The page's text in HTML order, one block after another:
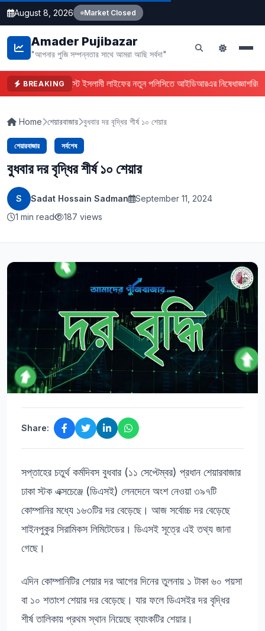
August 8, 2026 Market Closed
Amader Pujibazar
"আপনার পুজি সম্পন্নতার সাথে আমরা আছি সর্বদা"
BREAKINGফারইস্ট ইসলামী লাইফের নতুন পলিসিতে আইডিআরএর নিষেধাজ্ঞা
Home শেয়ারবাজার বুধবার দর বৃদ্ধির শীর্ষ ১০ শেয়ার
শেয়ারবাজার সর্বশেষ
বুধবার দর বৃদ্ধির শীর্ষ ১০ শেয়ার
S Sadat Hossain Sadman
September 11, 2024
1 min read
187 views
Share:
সপ্তাহের চতুর্থ কর্মদিবস বুধবার (১১ সেপ্টেম্বর) প্রধান শেয়ারবাজার
ঢাকা স্টক এক্সচেঞ্জে (ডিএসই) লেনদেনে অংশ নেওয়া ৩৯৭টি
কোম্পানির মধ্যে ১৬৩টির দর বেড়েছে। আজ সর্বোচ্চ দর বেড়েছে
শাইনপুকুর সিরামিকস লিমিটেডের। ডিএসই সূত্রে এই তথ্য জানা
গেছে।
এদিন কোম্পানিটির শেয়ার দর আগের দিনের তুলনায় ১ টাকা ৬০ পয়সা
বা ১০ শতাংশ শেয়ার দর বেড়েছে। যার ফলে ডিএসইর দর বৃদ্ধির
শীর্ষ তালিকায় প্রথম স্থান নিয়েছে ব্যাংকটির শেয়ার।